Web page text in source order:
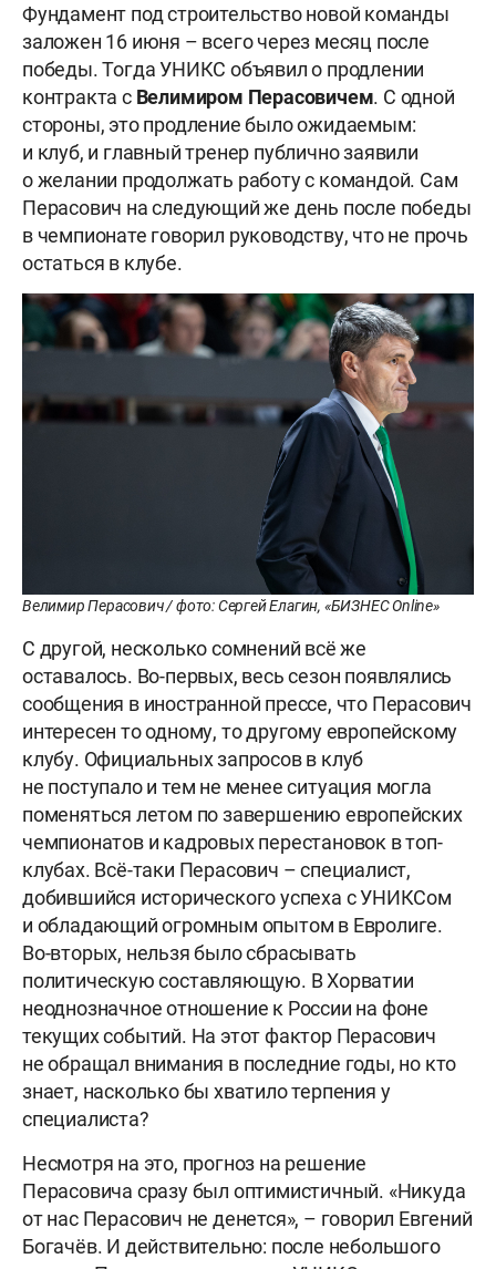
Фундамент под строительство новой команды
заложен 16 июня – всего через месяц после
победы. Тогда УНИКС объявил о продлении
контракта с Велимиром Перасовичем. С одной
стороны, это продление было ожидаемым:
и клуб, и главный тренер публично заявили
о желании продолжать работу с командой. Сам
Перасович на следующий же день после победы
в чемпионате говорил руководству, что не прочь
остаться в клубе.
Велимир Перасович / фото: Сергей Елагин, «БИЗНЕС Online»
С другой, несколько сомнений всё же
оставалось. Во-первых, весь сезон появлялись
сообщения в иностранной прессе, что Перасович
интересен то одному, то другому европейскому
клубу. Официальных запросов в клуб
не поступало и тем не менее ситуация могла
поменяться летом по завершению европейских
чемпионатов и кадровых перестановок в топ-
клубах. Всё-таки Перасович – специалист,
добившийся исторического успеха с УНИКСом
и обладающий огромным опытом в Евролиге.
Во-вторых, нельзя было сбрасывать
политическую составляющую. В Хорватии
неоднозначное отношение к России на фоне
текущих событий. На этот фактор Перасович
не обращал внимания в последние годы, но кто
знает, насколько бы хватило терпения у
специалиста?
Несмотря на это, прогноз на решение
Перасовича сразу был оптимистичный. «Никуда
от нас Перасович не денется», – говорил Евгений
Богачёв. И действительно: после небольшого